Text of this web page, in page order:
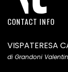
CONTACT INFO
VISPATERESA
di Grandoni